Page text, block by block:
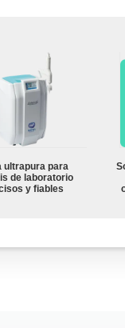
ultrapura para
de laboratorio
y fiables